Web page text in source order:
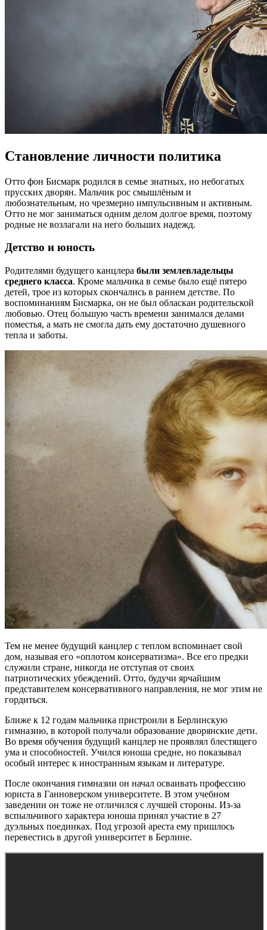
Становление личности политика
Отто фон Бисмарк родился в семье знатных, но небогатых
прусских дворян. Мальчик рос смышлёным и
любознательным, но чрезмерно импульсивным и активным.
Отто не мог заниматься одним делом долгое время, поэтому
родные не возлагали на него больших надежд.
Детство и юность
Родителями будущего канцлера были землевладельцы
среднего класса. Кроме мальчика в семье было ещё пятеро
детей, трое из которых скончались в раннем детстве. По
воспоминаниям Бисмарка, он не был обласкан родительской
любовью. Отец бо́льшую часть времени занимался делами
поместья, а мать не смогла дать ему достаточно душевного
тепла и заботы.
Тем не менее будущий канцлер с теплом вспоминает свой
дом, называя его «оплотом консерватизма». Все его предки
служили стране, никогда не отступая от своих
патриотических убеждений. Отто, будучи ярчайшим
представителем консервативного направления, не мог этим не
гордиться.
Ближе к 12 годам мальчика пристроили в Берлинскую
гимназию, в которой получали образование дворянские дети.
Во время обучения будущий канцлер не проявлял блестящего
ума и способностей. Учился юноша средне, но показывал
особый интерес к иностранным языкам и литературе.
После окончания гимназии он начал осваивать профессию
юриста в Ганноверском университете. В этом учебном
заведении он тоже не отличился с лучшей стороны. Из-за
вспыльчивого характера юноша принял участие в 27
дуэльных поединках. Под угрозой ареста ему пришлось
перевестись в другой университет в Берлине.